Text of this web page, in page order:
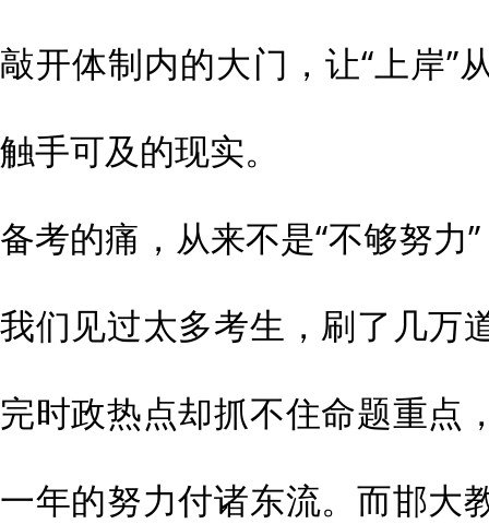
敲开体制内的大门，让“上岸”
触手可及的现实。
备考的痛，从来不是“不够努力
我们见过太多考生，刷了几万
完时政热点却抓不住命题重点
一年的努力付诸东流。而邯大